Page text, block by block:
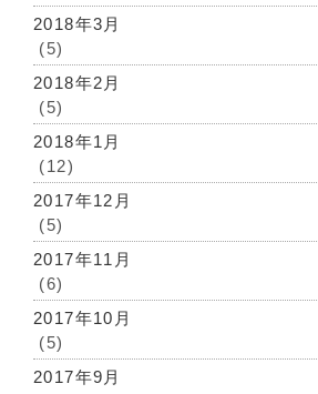
2018年3月
(5)
2018年2月
(5)
2018年1月
(12)
2017年12月
(5)
2017年11月
(6)
2017年10月
(5)
2017年9月